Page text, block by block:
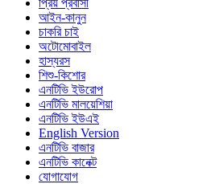
আইন-কানুন
চাকরি চাই
অটোমোবাইল
হাস্যরস
শিশু-কিশোর
এনটিভি ইউরোপ
এনটিভি মালয়েশিয়া
এনটিভি ইউএই
English Version
এনটিভি বাজার
এনটিভি কানেক্ট
যোগাযোগ